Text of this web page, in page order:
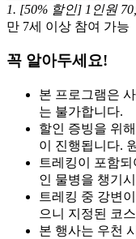
1. [50% 할인] 1인원
만 7세 이상 참여 가능
꼭 알아두세요!
본 프로그램은
는 불가합니다.
할인 증빙을 위
이 진행됩니다.
트레킹이 포함
인 물병을 챙기
트레킹 중 강변
으니 지정된 코
본 행사는 우천